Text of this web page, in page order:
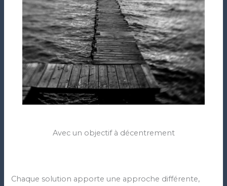
Avec un objectif à décentrement
Chaque solution apporte une approche différente,